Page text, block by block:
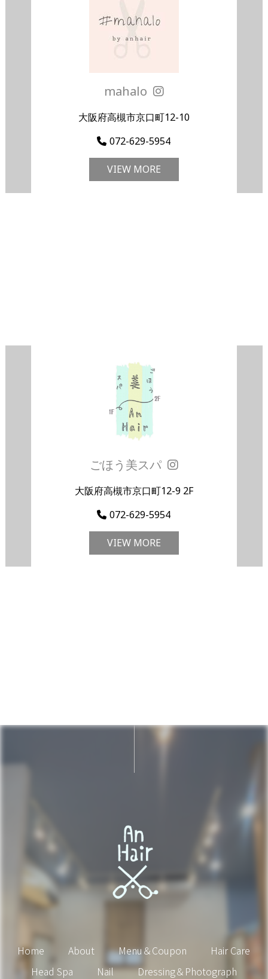
mahalo
大阪府高槻市京口町12-10
072-629-5954
VIEW MORE
ごほう美スパ
大阪府高槻市京口町12-9 2F
072-629-5954
VIEW MORE
Home About Menu＆Coupon
Hair Care
Head Spa
Nail Dressing＆Photograph